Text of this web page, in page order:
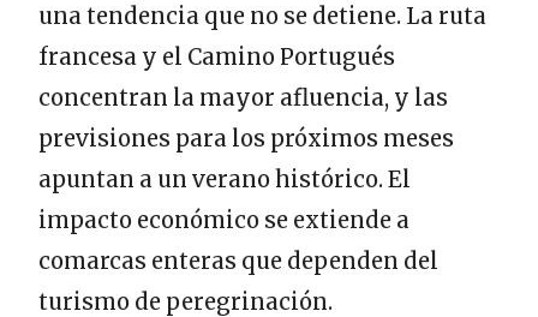
una tendencia que no se detiene. La ruta
francesa y el Camino Portugués
concentran la mayor afluencia, y las
previsiones para los próximos meses
apuntan a un verano histórico. El
impacto económico se extiende a
comarcas enteras que dependen del
turismo de peregrinación.